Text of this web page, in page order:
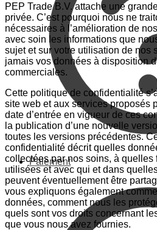
Paiement
PEP Trade B.V. attache une
privée. C’est pourquoi nous ne
nécessaires à l’amélioration de
avec soin les informations que
sujet et sur votre utilisation de nos
jamais vos données à disposition
commerciales.
Cette politique de confidentialité
site web et aux services proposés
date d’entrée en vigueur de ces
la publication d’une nouvelle
toutes les versions précédentes.
confidentialité décrit quelles
collectées par nos soins, à quelles
utilisées et avec qui et dans
peuvent éventuellement être
vous expliquons également
données, comment nous les
quels sont vos droits concernant
que vous nous avez fournies.